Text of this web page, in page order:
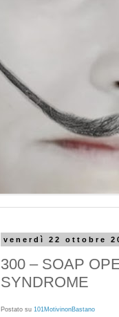
venerdì 22 ottobre
300 – SOAP
SYNDROME
Postato su 101MotivinonBastano